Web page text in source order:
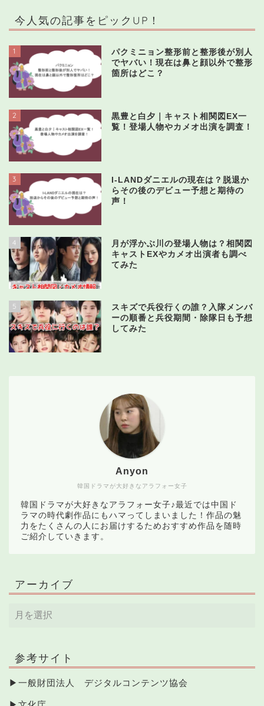
今人気の記事をピックUP！
1
パクミニョン整形前と整形後が別人
でヤバい！現在は鼻と顔以外で整形
箇所はどこ？
2
黒豊と白夕｜キャスト相関図EX一
覧！登場人物やカメオ出演を調査！
3
I-LANDダニエルの現在は？脱退か
らその後のデビュー予想と期待の
声！
4
月が浮かぶ川の登場人物は？相関図
キャストEXやカメオ出演者も調べ
てみた
5
スキズで兵役行くの誰？入隊メンバ
ーの順番と兵役期間・除隊日も予想
してみた
韓国ドラマが大好きなアラフォー女子
Anyon
韓国ドラマが大好きなアラフォー女子♪最近では中国ド
ラマの時代劇作品にもハマってしまいました！作品の魅
力をたくさんの人にお届けするためおすすめ作品を随時
ご紹介していきます。
アーカイブ
参考サイト
▶ 一般財団法人 デジタルコンテンツ協会